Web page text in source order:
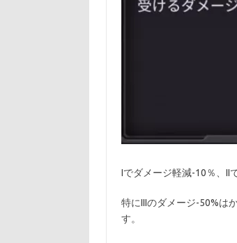
Iでダメージ軽減-10％、II
特にIIIのダメージ-50%は
す。